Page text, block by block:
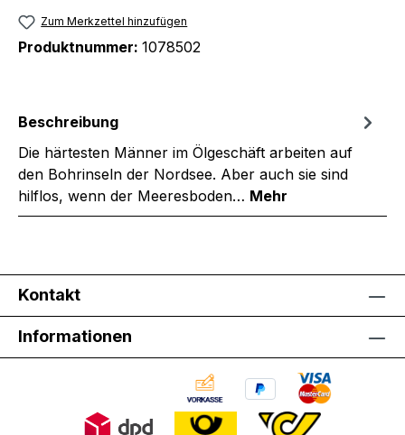
Zum Merkzettel hinzufügen
Produktnummer: 1078502
Beschreibung
Die härtesten Männer im Ölgeschäft arbeiten auf
den Bohrinseln der Nordsee. Aber auch sie sind
hilflos, wenn der Meeresboden… Mehr
Kontakt
Informationen